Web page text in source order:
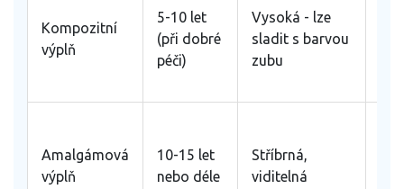
Kompozitní
výplň
5-10 let
(při dobré
péči)
Vysoká - lze
sladit s barvou
zubu
Amalgámová
výplň
10-15 let
nebo déle
Stříbrná,
viditelná